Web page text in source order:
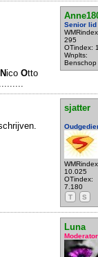
Senior lid
295
OTindex:
Wnplts:
Benschop
Nico Otto
sjatter
10.025
OTindex:
7.180
T
S
Luna
Moderator